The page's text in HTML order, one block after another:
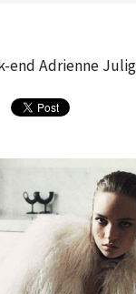
end Adrienne